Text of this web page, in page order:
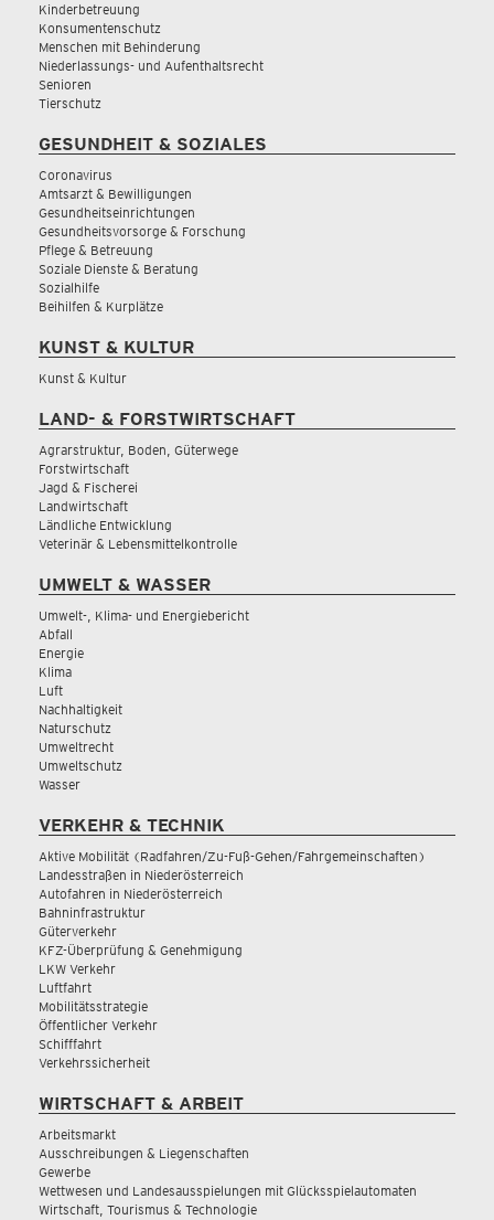
Kinderbetreuung
Konsumentenschutz
Menschen mit Behinderung
Niederlassungs- und Aufenthaltsrecht
Senioren
Tierschutz
GESUNDHEIT & SOZIALES
Coronavirus
Amtsarzt & Bewilligungen
Gesundheitseinrichtungen
Gesundheitsvorsorge & Forschung
Pflege & Betreuung
Soziale Dienste & Beratung
Sozialhilfe
Beihilfen & Kurplätze
KUNST & KULTUR
Kunst & Kultur
LAND- & FORSTWIRTSCHAFT
Agrarstruktur, Boden, Güterwege
Forstwirtschaft
Jagd & Fischerei
Landwirtschaft
Ländliche Entwicklung
Veterinär & Lebensmittelkontrolle
UMWELT & WASSER
Umwelt-, Klima- und Energiebericht
Abfall
Energie
Klima
Luft
Nachhaltigkeit
Naturschutz
Umweltrecht
Umweltschutz
Wasser
VERKEHR & TECHNIK
Aktive Mobilität (Radfahren/Zu-Fuß-Gehen/Fahrgemeinschaften)
Landesstraßen in Niederösterreich
Autofahren in Niederösterreich
Bahninfrastruktur
Güterverkehr
KFZ-Überprüfung & Genehmigung
LKW Verkehr
Luftfahrt
Mobilitätsstrategie
Öffentlicher Verkehr
Schifffahrt
Verkehrssicherheit
WIRTSCHAFT & ARBEIT
Arbeitsmarkt
Ausschreibungen & Liegenschaften
Gewerbe
Wettwesen und Landesausspielungen mit Glücksspielautomaten
Wirtschaft, Tourismus & Technologie